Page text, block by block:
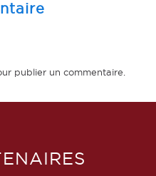
publier un commentaire.